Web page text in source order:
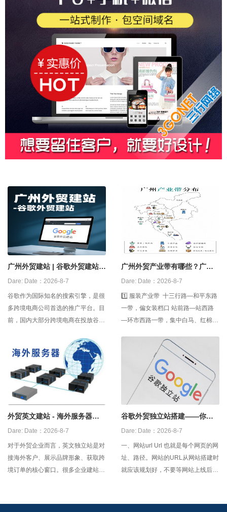
广州外贸建站 / 谷歌独立站建站
广州外贸建站 - 如何做谷歌独立站？
广州外贸网站建设推广 - 从零开始，逐步..
广州外贸建站 | 谷歌外贸建站怎
么做？
Dare: Date：2026-8-7
谷歌作为国际知名的搜索引擎，是很
多跨境电商公司首选的推广平台。目
前，国内大部分跨境电商在投放谷歌
用以日后的产品推广和品牌宣传。那
么，谷歌外贸建站怎么做？ 1，自建
外贸网站 企业可以搭建开发团队去
自建网站，但是缺点是开发周期比较
长，
广州外贸产业带有哪些？广州
外贸源头工厂
Dare: Date：2026-8-7
1️⃣ 服装产业带 十三行路—和平东路
一带，偏女装档口 站前路—站西路
—环市西路一带，集中白马、红棉、
路—先烈东路一带，偏低价跑量和直
播货盘 2️⃣ 牛仔
外贸英文建站 - 海外服务器！
更顺畅！
Dare: Date：2026-8-7
对于外贸企业而言，英文独立站是对
接海外客户、展示品牌形象、获取跨
境订单的核心窗口。很多企业建站
谷歌外贸独立站搭建——你建
对了吗？？
Dare: Date：2026-8-7
一、网站url Url 也就是每个网页的网
址、路径。网站的URL从网站搭建时
就应该规划好，不要等网站上线后再